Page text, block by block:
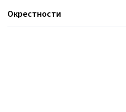
Окрестности